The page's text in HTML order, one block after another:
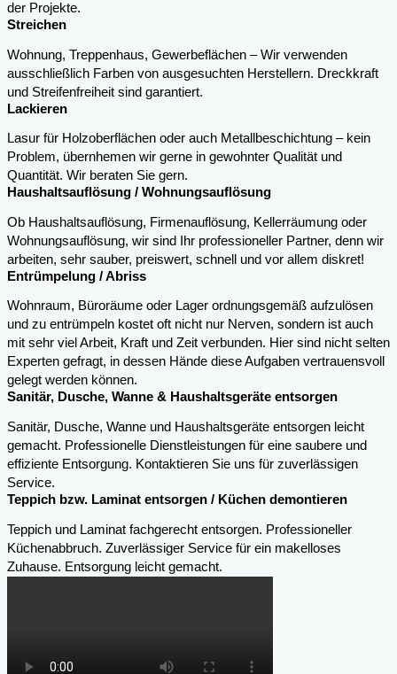
der Projekte.
Streichen
Wohnung, Treppenhaus, Gewerbeflächen – Wir verwenden
ausschließlich Farben von ausgesuchten Herstellern. Dreckkraft
und Streifenfreiheit sind garantiert.
Lackieren
Lasur für Holzoberflächen oder auch Metallbeschichtung – kein
Problem, übernhemen wir gerne in gewohnter Qualität und
Quantität. Wir beraten Sie gern.
Haushaltsauflösung / Wohnungsauflösung
Ob Haushaltsauflösung, Firmenauflösung, Kellerräumung oder
Wohnungsauflösung, wir sind Ihr professioneller Partner, denn wir
arbeiten, sehr sauber, preiswert, schnell und vor allem diskret!
Entrümpelung / Abriss
Wohnraum, Büroräume oder Lager ordnungsgemäß aufzulösen
und zu entrümpeln kostet oft nicht nur Nerven, sondern ist auch
mit sehr viel Arbeit, Kraft und Zeit verbunden. Hier sind nicht selten
Experten gefragt, in dessen Hände diese Aufgaben vertrauensvoll
gelegt werden können.
Sanitär, Dusche, Wanne & Haushaltsgeräte entsorgen
Sanitär, Dusche, Wanne und Haushaltsgeräte entsorgen leicht
gemacht. Professionelle Dienstleistungen für eine saubere und
effiziente Entsorgung. Kontaktieren Sie uns für zuverlässigen
Service.
Teppich bzw. Laminat entsorgen / Küchen demontieren
Teppich und Laminat fachgerecht entsorgen. Professioneller
Küchenabbruch. Zuverlässiger Service für ein makelloses
Zuhause. Entsorgung leicht gemacht.